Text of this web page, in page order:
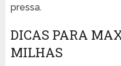
pressa.
DICAS PARA
MILHAS